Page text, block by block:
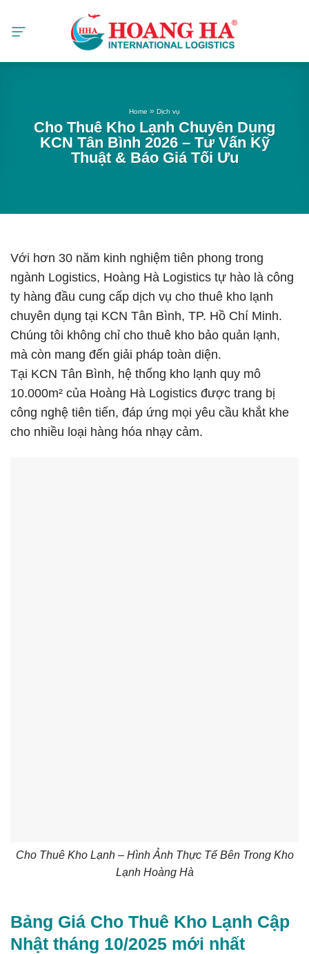
Home » Dịch vụ
Cho Thuê Kho Lạnh Chuyên Dụng
KCN Tân Bình 2026 – Tư Vấn Kỹ
Thuật & Báo Giá Tối Ưu
Với hơn 30 năm kinh nghiệm tiên phong trong
ngành Logistics, Hoàng Hà Logistics tự hào là công
ty hàng đầu cung cấp dịch vụ cho thuê kho lạnh
chuyên dụng tại KCN Tân Bình, TP. Hồ Chí Minh.
Chúng tôi không chỉ cho thuê kho bảo quản lạnh,
mà còn mang đến giải pháp toàn diện.
Tại KCN Tân Bình, hệ thống kho lạnh quy mô
10.000m² của Hoàng Hà Logistics được trang bị
công nghệ tiên tiến, đáp ứng mọi yêu cầu khắt khe
cho nhiều loại hàng hóa nhạy cảm.
Cho Thuê Kho Lạnh – Hình Ảnh Thực Tế Bên Trong Kho
Lạnh Hoàng Hà
Bảng Giá Cho Thuê Kho Lạnh Cập
Nhật tháng 10/2025 mới nhất